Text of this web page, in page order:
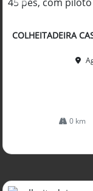
Co
arti
lhe
COLHEITADEIRA
0 km